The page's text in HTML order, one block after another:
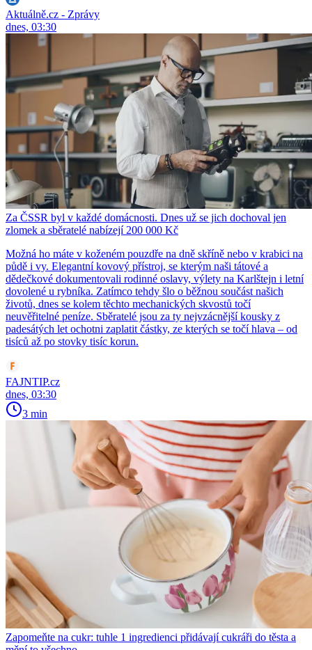
Aktuálně.cz - Zprávy
dnes, 03:30
Za ČSSR byl v každé domácnosti. Dnes už se jich dochoval jen
zlomek a sběratelé nabízejí 200 000 Kč
Možná ho máte v koženém pouzdře na dně skříně nebo v krabici na
půdě i vy. Elegantní kovový přístroj, se kterým naši tátové a
dědečkové dokumentovali rodinné oslavy, výlety na Karlštejn i letní
dovolené u rybníka. Zatímco tehdy šlo o běžnou součást našich
životů, dnes se kolem těchto mechanických skvostů točí
neuvěřitelné peníze. Sběratelé jsou za ty nejvzácnější kousky z
padesátých let ochotni zaplatit částky, ze kterých se točí hlava – od
tisíců až po stovky tisíc korun.
FAJNTIP.cz
dnes, 03:30
3 min
Zapomeňte na cukr: tuhle 1 ingredienci přidávají cukráři do těsta a